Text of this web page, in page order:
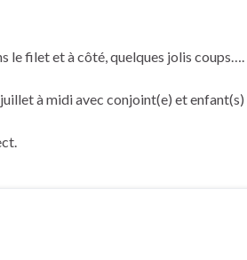
le filet et à côté, quelques jolis
à midi avec conjoint(e) et